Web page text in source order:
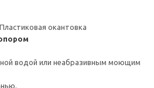
окантовка
водой или неабразивным моющим